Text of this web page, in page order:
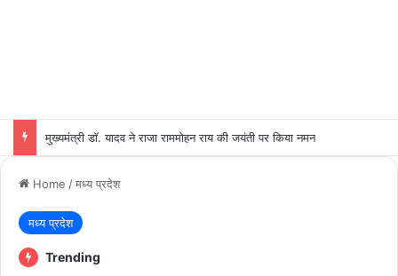
मुख्यमंत्री डॉ. यादव ने राजा राममोहन राय की जयंती पर किया नमन
Home /मध्य प्रदेश
मध्य प्रदेश
Trending